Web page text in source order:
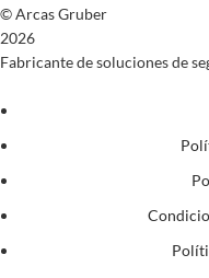
© Arcas Gruber
2026
Fabricante de soluciones de